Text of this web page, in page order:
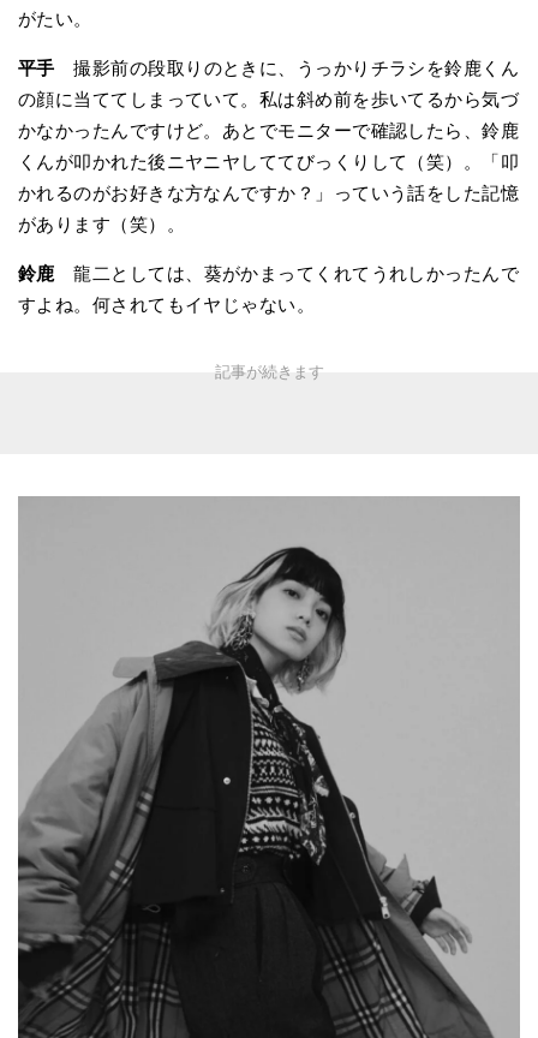
がたい。
平手 撮影前の段取りのときに、うっかりチラシを鈴鹿くん
の顔に当ててしまっていて。私は斜め前を歩いてるから気づ
かなかったんですけど。あとでモニターで確認したら、鈴鹿
くんが叩かれた後ニヤニヤしててびっくりして（笑）。「叩
かれるのがお好きな方なんですか？」っていう話をした記憶
があります（笑）。
鈴鹿 龍二としては、葵がかまってくれてうれしかったんで
すよね。何されてもイヤじゃない。